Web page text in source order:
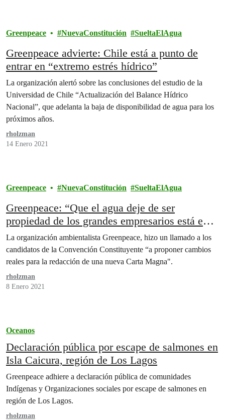
Greenpeace NuevaConstitución SueltaElAgua
Greenpeace advierte: Chile está a punto de
entrar en “extremo estrés hídrico”
La organización alertó sobre las conclusiones del estudio de la
Universidad de Chile “Actualización del Balance Hídrico
Nacional”, que adelanta la baja de disponibilidad de agua para los
próximos años.
rholzman
14 Enero 2021
Greenpeace NuevaConstitución SueltaElAgua
Greenpeace: “Que el agua deje de ser
propiedad de los grandes empresarios está en
manos de los constituyentes”
La organización ambientalista Greenpeace, hizo un llamado a los
candidatos de la Convención Constituyente “a proponer cambios
reales para la redacción de una nueva Carta Magna".
rholzman
8 Enero 2021
Oceanos
Declaración pública por escape de salmones en
Isla Caicura, región de Los Lagos
Greenpeace adhiere a declaración pública de comunidades
Indígenas y Organizaciones sociales por escape de salmones en
región de Los Lagos.
rholzman